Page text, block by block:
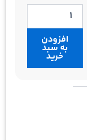
دوربین
سیم
سیمکارتی
لنز
افزودن
به سبد
خرید